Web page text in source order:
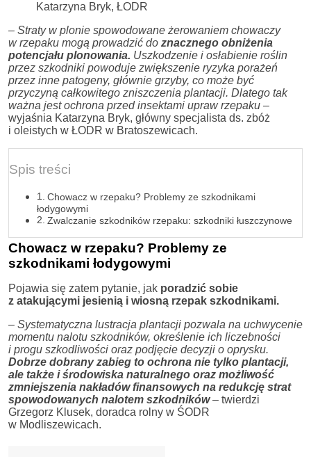
Katarzyna Bryk, ŁODR
– Straty w plonie spowodowane żerowaniem chowaczy
w rzepaku mogą prowadzić do znacznego obniżenia
potencjału plonowania. Uszkodzenie i osłabienie roślin
przez szkodniki powoduje zwiększenie ryzyka porażeń
przez inne patogeny, głównie grzyby, co może być
przyczyną całkowitego zniszczenia plantacji. Dlatego tak
ważna jest ochrona przed insektami upraw rzepaku –
wyjaśnia Katarzyna Bryk, główny specjalista ds. zbóż
i oleistych w ŁODR w Bratoszewicach.
Spis treści
Chowacz w rzepaku? Problemy ze szkodnikami
łodygowymi
Zwalczanie szkodników rzepaku: szkodniki łuszczynowe
Chowacz w rzepaku? Problemy ze
szkodnikami łodygowymi
Pojawia się zatem pytanie, jak poradzić sobie
z atakującymi jesienią i wiosną rzepak szkodnikami.
– Systematyczna lustracja plantacji pozwala na uchwycenie
momentu nalotu szkodników, określenie ich liczebności
i progu szkodliwości oraz podjęcie decyzji o oprysku.
Dobrze dobrany zabieg to ochrona nie tylko plantacji,
ale także i środowiska naturalnego oraz możliwość
zmniejszenia nakładów finansowych na redukcję strat
spowodowanych nalotem szkodników – twierdzi
Grzegorz Klusek, doradca rolny w ŚODR
w Modliszewicach.